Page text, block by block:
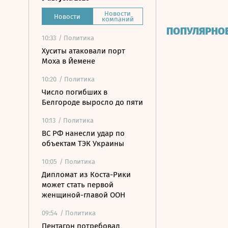
Новости Новости
компаний
10:33 / Политика
Хуситы атаковали порт
Моха в Йемене
10:20 / Политика
Число погибших в
Белгороде выросло до пяти
10:13 / Политика
ВС РФ нанесли удар по
объектам ТЭК Украины
10:05 / Политика
Дипломат из Коста-Рики
может стать первой
женщиной-главой ООН
09:54 / Политика
Пентагон потребовал